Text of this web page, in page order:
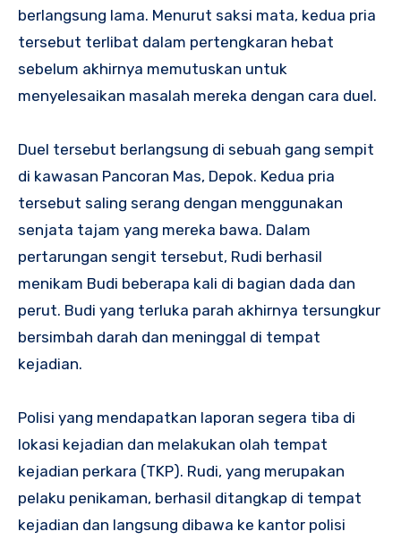
berlangsung lama. Menurut saksi mata, kedua pria
tersebut terlibat dalam pertengkaran hebat
sebelum akhirnya memutuskan untuk
menyelesaikan masalah mereka dengan cara duel.
Duel tersebut berlangsung di sebuah gang sempit
di kawasan Pancoran Mas, Depok. Kedua pria
tersebut saling serang dengan menggunakan
senjata tajam yang mereka bawa. Dalam
pertarungan sengit tersebut, Rudi berhasil
menikam Budi beberapa kali di bagian dada dan
perut. Budi yang terluka parah akhirnya tersungkur
bersimbah darah dan meninggal di tempat
kejadian.
Polisi yang mendapatkan laporan segera tiba di
lokasi kejadian dan melakukan olah tempat
kejadian perkara (TKP). Rudi, yang merupakan
pelaku penikaman, berhasil ditangkap di tempat
kejadian dan langsung dibawa ke kantor polisi